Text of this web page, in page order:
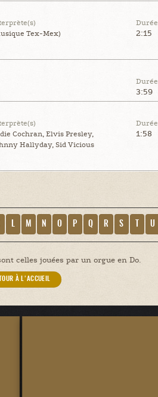
Tex-Mex)
Durée
2:15
Durée
3:59
Cochran, Elvis Presley,
Hallyday, Sid Vicious
Durée
1:58
M N O P Q R S U
celles jouées par un orgue en Do.
À L'ACCUEIL